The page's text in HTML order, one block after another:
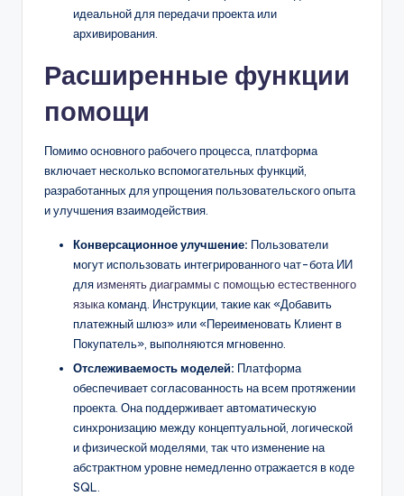
идеальной для передачи проекта или
архивирования.
Расширенные функции
помощи
Помимо основного рабочего процесса, платформа
включает несколько вспомогательных функций,
разработанных для упрощения пользовательского опыта
и улучшения взаимодействия.
Конверсационное улучшение: Пользователи
могут использовать интегрированного чат-бота ИИ
для изменять диаграммы с помощью естественного
языкакоманд. Инструкции, такие как «Добавить
платежный шлюз» или «Переименовать Клиент в
Покупатель», выполняются мгновенно.
Отслеживаемость моделей: Платформа
обеспечивает согласованность на всем протяжении
проекта. Она поддерживает автоматическую
синхронизацию между концептуальной, логической
и физической моделями, так что изменение на
абстрактном уровне немедленно отражается в коде
SQL.